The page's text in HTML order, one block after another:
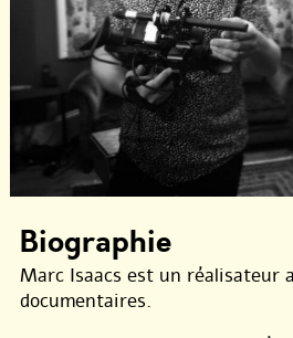
Biographie
Marc Isaacs est un réalisateur
documentaires.